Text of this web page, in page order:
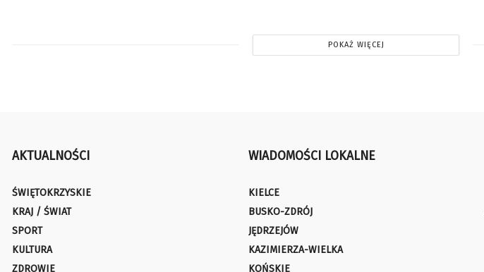
POKAŻ WIĘCEJ
AKTUALNOŚCI
ŚWIĘTOKRZYSKIE
KRAJ / ŚWIAT
SPORT
KULTURA
ZDROWIE
WIADOMOŚCI LOKALNE
KIELCE
BUSKO-ZDRÓJ
JĘDRZEJÓW
KAZIMIERZA-WIELKA
KOŃSKIE